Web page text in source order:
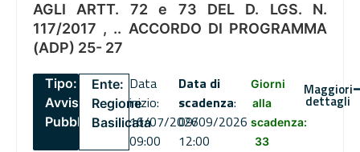
AGLI ARTT. 72 e 73 DEL D. LGS. N.
117/2017 , .. ACCORDO DI PROGRAMMA
(ADP) 25- 27
Tipo:
Avviso
Pubblico
Ente:
Regione
Basilicata
Data
inizio:
16/07/2026
09:00
Data di
scadenza:
09/09/2026
12:00
Giorni
alla
scadenza:
33
Maggiori
dettagli